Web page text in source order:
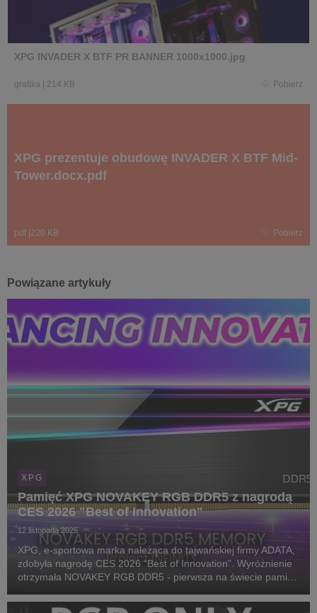
XPG INVADER X BTF PR BANNER 1000x1000.jpg
grafika | 214 KB Pobierz
XPG prezentuje obudowę INVADER X BTF Mid-
Tower.docx.pdf
pdf |220 KB Pobierz
Powiązane artykuły
XPG
Pamięć XPG NOVAKEY RGB DDR5 z nagrodą
CES 2026 "Best of Innovation"
12 listopada 2025
XPG, e-sportowa marka należąca do tajwańskiej firmy ADATA,
zdobyła nagrodę CES 2026 “Best of Innovation”. Wyróżnienie
otrzymała NOVAKEY RGB DDR5 - pierwsza na świecie pamięć